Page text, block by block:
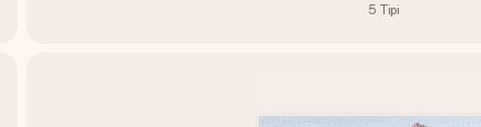
5 Tipi